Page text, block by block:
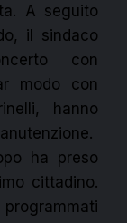
A seguito
il sindaco
con
modo con
hanno
ha preso
cittadino.